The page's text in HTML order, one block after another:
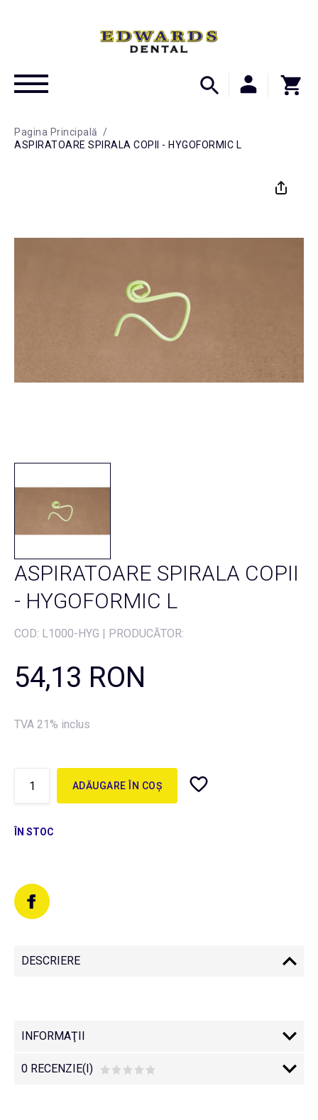
Pagina Principală
/
ASPIRATOARE SPIRALA COPII - HYGOFORMIC L
ASPIRATOARE SPIRALA COPII
- HYGOFORMIC L
COD: L1000-HYG | PRODUCĂTOR:
54,13 RON
TVA 21% inclus
ADĂUGARE ÎN COȘ
ÎN STOC
DESCRIERE
INFORMAŢII
0 RECENZIE(I)